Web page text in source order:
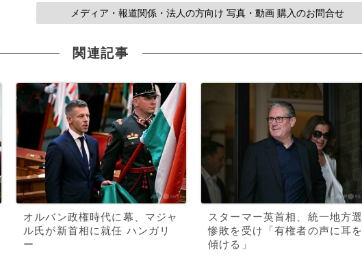
メディア・報道関係・法人の方向け 写真・動画 購入のお問合せ
関連記事
オルバン政権時代に幕、マジャ
ル氏が新首相に就任 ハンガリ
ー
スターマー英首相、統一地方選
惨敗を受け「有権者の声に耳を
傾ける」